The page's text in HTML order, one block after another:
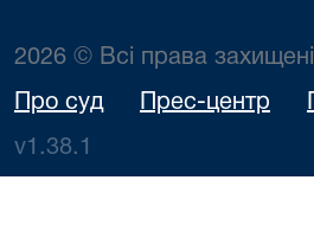
2026 © Всі права захищені
Про суд Прес-центр
v1.38.1